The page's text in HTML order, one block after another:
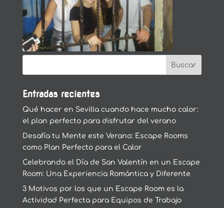
Entradas recientes
Qué hacer en Sevilla cuando hace mucho calor:
el plan perfecto para disfrutar del verano
Desafía tu Mente este Verano: Escape Rooms
como Plan Perfecto para el Calor
Celebrando el Día de San Valentín en un Escape
Room: Una Experiencia Romántica y Diferente
3 Motivos por los que un Escape Room es la
Actividad Perfecta para Equipos de Trabajo